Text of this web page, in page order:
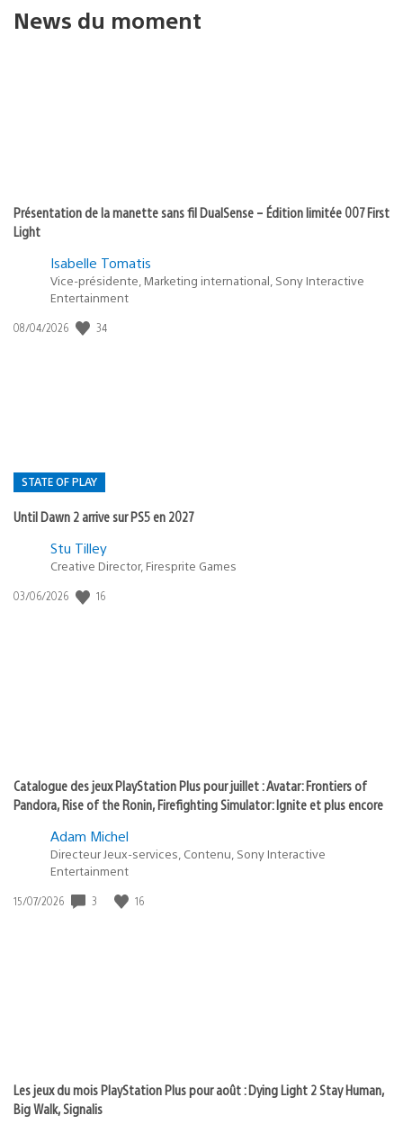
News du moment
Présentation de la manette sans fil DualSense – Édition limitée 007 First
Light
Isabelle Tomatis
Vice-présidente, Marketing international, Sony Interactive
Entertainment
Date
08/04/2026 34
STATE OF PLAY
Until Dawn 2 arrive sur PS5 en 2027
Postée
:
Stu Tilley
Creative Director, Firesprite Games
Date
03/06/2026 16
Catalogue des jeux PlayStation Plus pour juillet : Avatar: Frontiers of
Pandora, Rise of the Ronin, Firefighting Simulator: Ignite et plus encore
Adam Michel
Directeur Jeux-services, Contenu, Sony Interactive
Entertainment
Date
15/07/2026 3 16
Les jeux du mois PlayStation Plus pour août : Dying Light 2 Stay Human,
Big Walk, Signalis